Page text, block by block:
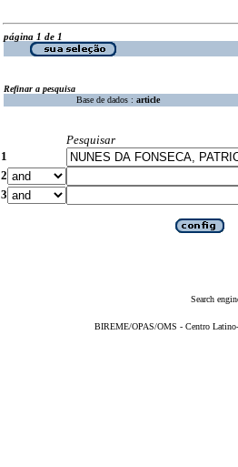
página 1 de 1
Refinar a pesquisa
Base de dados : article
Pesquisar
1
2
3
Search
BIREME/OPAS/OMS - Centro Latino-